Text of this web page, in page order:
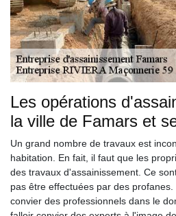
Les opérations
la ville de Famars et
Un grand nombre de travaux est
habitation. En fait, il faut que les
des travaux d'assainissement. Ce
pas être effectuées par des
convier des professionnels dans le